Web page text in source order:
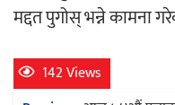
मद्दत पुगोस् भन्ने कामना
142 Views